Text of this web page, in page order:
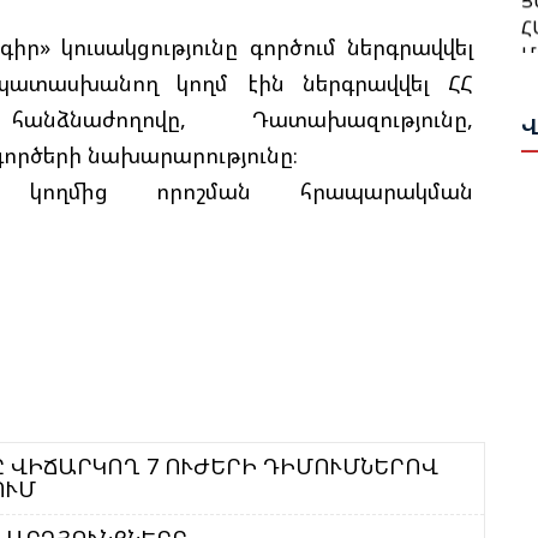
կուսակցությունը գործում ներգրավվել
կողմ էին ներգրավվել ՀՀ
Դատախազությունը,
նախարարությունը։
որոշման հրապարակման
ՎԻՃԱՐԿՈՂ 7 ՈՒԺԵՐԻ ԴԻՄՈՒՄՆԵՐՈՎ